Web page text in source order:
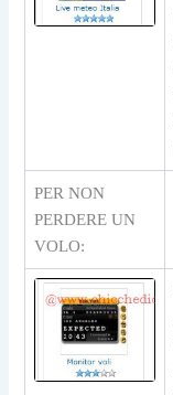
PER NON
PERDERE UN
VOLO: